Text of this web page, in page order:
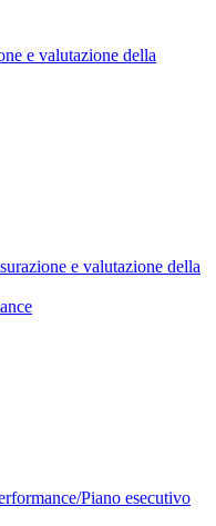
e valutazione della
e valutazione della
Piano esecutivo